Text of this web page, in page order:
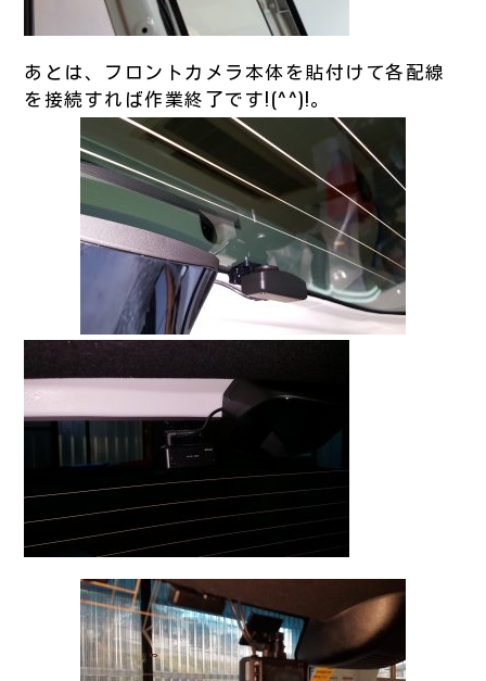
あとは、フロントカメラ本体を貼付けて各配線
を接続すれば作業終了です!(^^)!。